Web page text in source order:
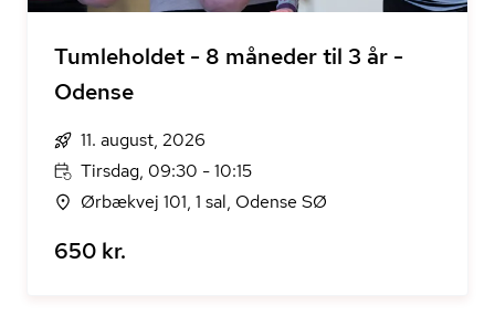
Tumleholdet - 8 måneder til 3 år -
Odense
11. august, 2026
Tirsdag, 09:30 - 10:15
Ørbækvej 101, 1 sal, Odense SØ
650 kr.